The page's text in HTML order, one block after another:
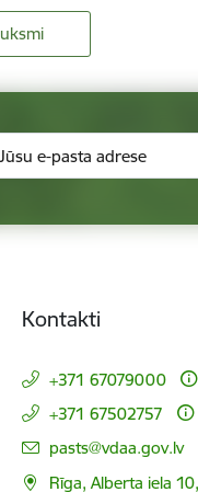
Kontakti
+371 67079000
+371 67502757
E-pasts:
pasts@vdaa.gov.lv
Rīga, Alberta iela